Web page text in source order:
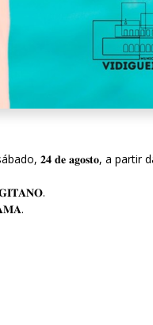
𝟐𝟒 𝐝𝐞 𝐚𝐠𝐨𝐬𝐭𝐨, a partir